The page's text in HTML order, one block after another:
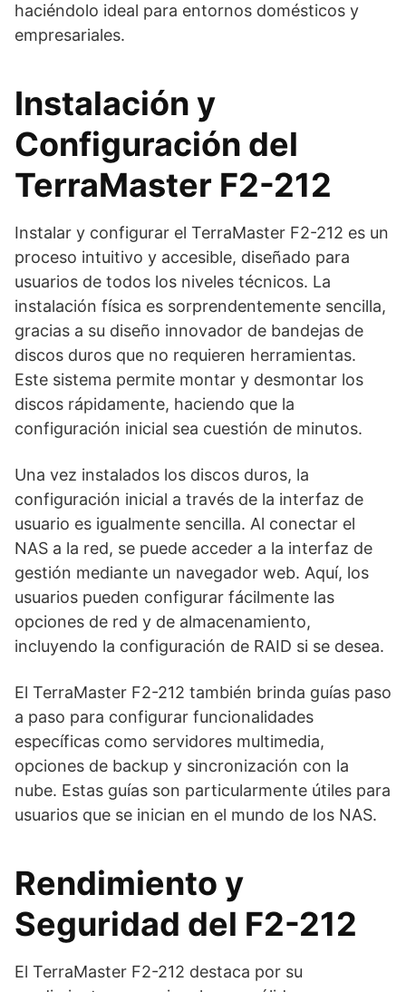
haciéndolo ideal para entornos domésticos y
empresariales.
Instalación y
Configuración del
TerraMaster F2-212
Instalar y configurar el TerraMaster F2-212 es un
proceso intuitivo y accesible, diseñado para
usuarios de todos los niveles técnicos. La
instalación física es sorprendentemente sencilla,
gracias a su diseño innovador de bandejas de
discos duros que no requieren herramientas.
Este sistema permite montar y desmontar los
discos rápidamente, haciendo que la
configuración inicial sea cuestión de minutos.
Una vez instalados los discos duros, la
configuración inicial a través de la interfaz de
usuario es igualmente sencilla. Al conectar el
NAS a la red, se puede acceder a la interfaz de
gestión mediante un navegador web. Aquí, los
usuarios pueden configurar fácilmente las
opciones de red y de almacenamiento,
incluyendo la configuración de RAID si se desea.
El TerraMaster F2-212 también brinda guías paso
a paso para configurar funcionalidades
específicas como servidores multimedia,
opciones de backup y sincronización con la
nube. Estas guías son particularmente útiles para
usuarios que se inician en el mundo de los NAS.
Rendimiento y
Seguridad del F2-212
El TerraMaster F2-212 destaca por su